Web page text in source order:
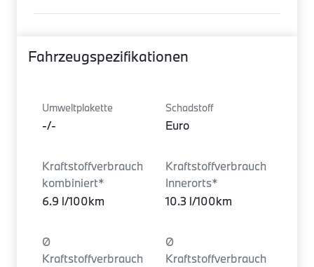
Fahrzeugspezifikationen
Umweltplakette
-/-
Schadstoff
Euro
Kraftstoffverbrauch
kombiniert*
6.9 l/100km
Kraftstoffverbrauch
Innerorts*
10.3 l/100km
Ø
Kraftstoffverbrauch
Ø
Kraftstoffverbrauch